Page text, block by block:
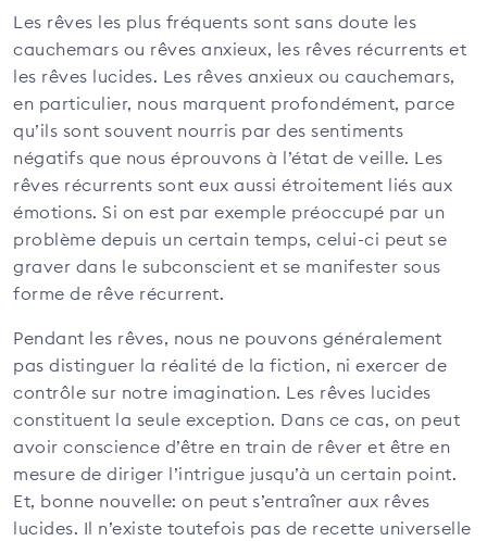
Les rêves les plus fréquents sont sans doute les
cauchemars ou rêves anxieux, les rêves récurrents et
les rêves lucides. Les rêves anxieux ou cauchemars,
en particulier, nous marquent profondément, parce
qu’ils sont souvent nourris par des sentiments
négatifs que nous éprouvons à l’état de veille. Les
rêves récurrents sont eux aussi étroitement liés aux
émotions. Si on est par exemple préoccupé par un
problème depuis un certain temps, celui-ci peut se
graver dans le subconscient et se manifester sous
forme de rêve récurrent.
Pendant les rêves, nous ne pouvons généralement
pas distinguer la réalité de la fiction, ni exercer de
contrôle sur notre imagination. Les rêves lucides
constituent la seule exception. Dans ce cas, on peut
avoir conscience d’être en train de rêver et être en
mesure de diriger l’intrigue jusqu’à un certain point.
Et, bonne nouvelle: on peut s’entraîner aux rêves
lucides. Il n’existe toutefois pas de recette universelle